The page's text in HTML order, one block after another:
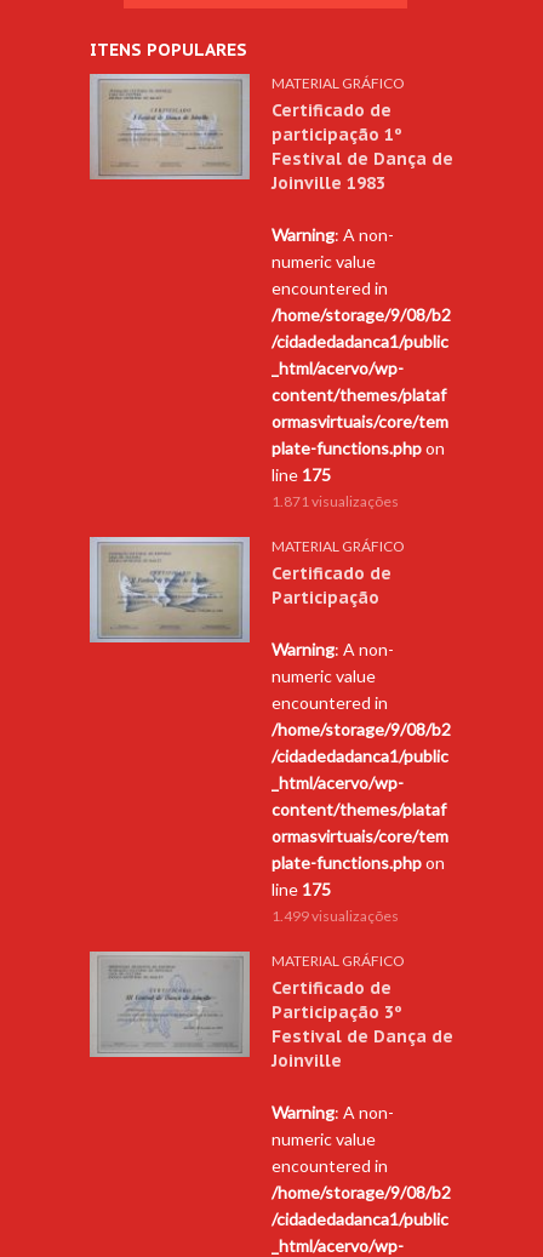
ITENS POPULARES
MATERIAL GRÁFICO
Certificado de
participação 1º
Festival de Dança de
Joinville 1983
Warning: A non-
numeric value
encountered in
/home/storage/9/08/b2
/cidadedadanca1/public
_html/acervo/wp-
content/themes/plataf
ormasvirtuais/core/tem
plate-functions.phpon
line 175
1.871 visualizações
MATERIAL GRÁFICO
Certificado de
Participação
Warning: A non-
numeric value
encountered in
/home/storage/9/08/b2
/cidadedadanca1/public
_html/acervo/wp-
content/themes/plataf
ormasvirtuais/core/tem
plate-functions.phpon
line 175
1.499 visualizações
MATERIAL GRÁFICO
Certificado de
Participação 3º
Festival de Dança de
Joinville
Warning: A non-
numeric value
encountered in
/home/storage/9/08/b2
/cidadedadanca1/public
_html/acervo/wp-